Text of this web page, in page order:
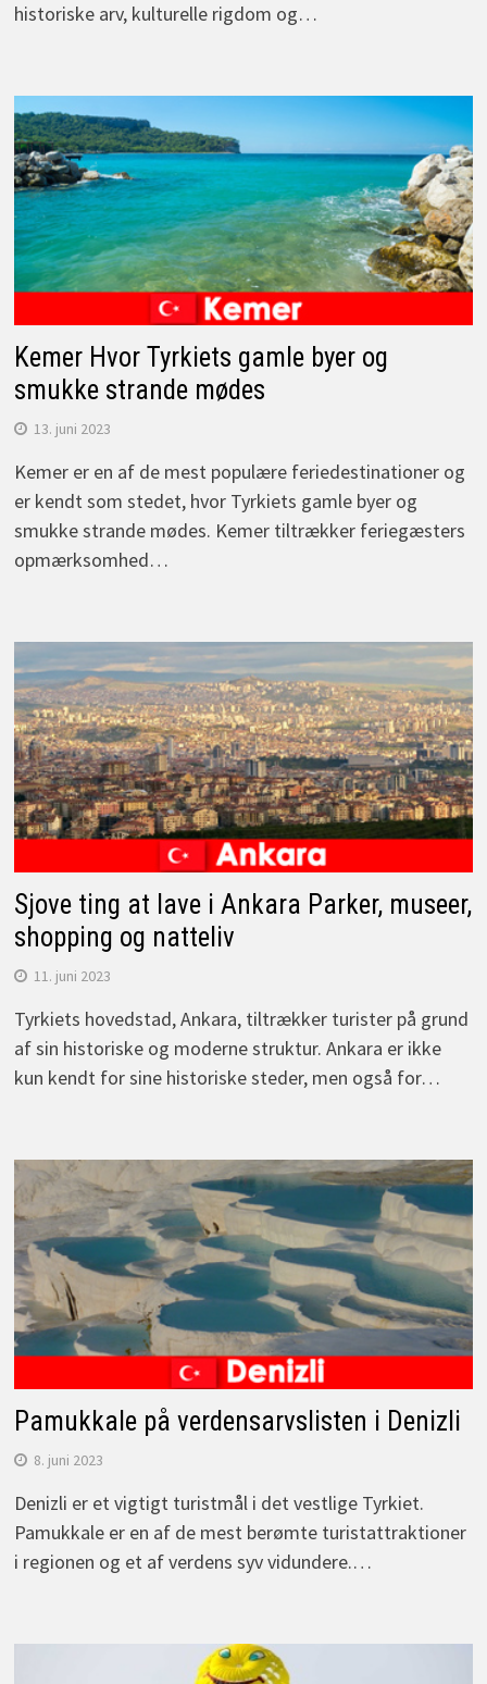
historiske arv, kulturelle rigdom og…
Kemer Hvor Tyrkiets gamle byer og
smukke strande mødes
13. juni 2023
Kemer er en af de mest populære feriedestinationer og
er kendt som stedet, hvor Tyrkiets gamle byer og
smukke strande mødes. Kemer tiltrækker feriegæsters
opmærksomhed…
Sjove ting at lave i Ankara Parker, museer,
shopping og natteliv
11. juni 2023
Tyrkiets hovedstad, Ankara, tiltrækker turister på grund
af sin historiske og moderne struktur. Ankara er ikke
kun kendt for sine historiske steder, men også for…
Pamukkale på verdensarvslisten i Denizli
8. juni 2023
Denizli er et vigtigt turistmål i det vestlige Tyrkiet.
Pamukkale er en af de mest berømte turistattraktioner
i regionen og et af verdens syv vidundere.…